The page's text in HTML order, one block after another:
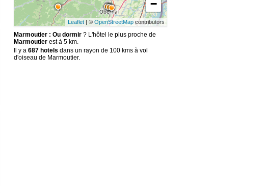
−
Leaflet | ©OpenStreetMap contributors
Marmoutier : Ou dormir? L'hôtel le plus proche de
Marmoutierest à 5 km.
Il y a 687 hotels dans un rayon de 100 kms à vol
d'oiseau de Marmoutier.